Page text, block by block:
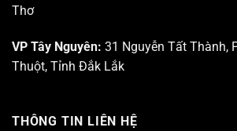
Thơ
VP Tây Nguyên: 31 Nguyễn Tất Thành,
Thuột, Tỉnh Đắk Lắk
THÔNG TIN LIÊN HỆ